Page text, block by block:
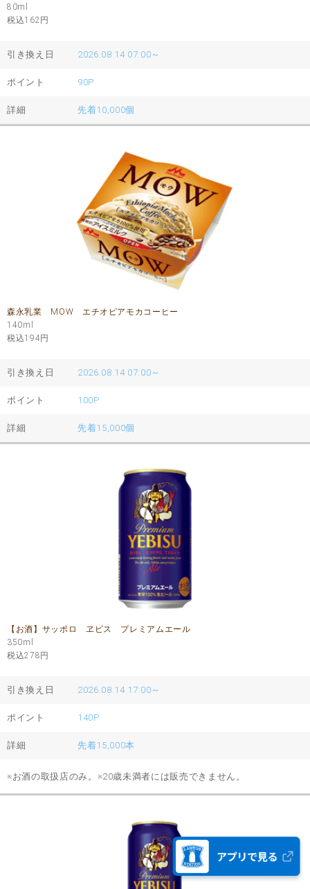
80ml
税込162 円
引き換え日 2026.08.14 07:00～
ポイント 90P
詳細 先着10,000個
森永乳業 MOW エチオピアモカコーヒー
140ml
税込194円
引き換え日 2026.08.14 07:00～
ポイント 100P
詳細 先着15,000個
【お酒】サッポロ ヱビス プレミアムエール
350ml
税込278 円
引き換え日 2026.08.14 17:00～
ポイント 140P
詳細 先着15,000本
※お酒の取扱店のみ。※20歳未満者には販売できません。